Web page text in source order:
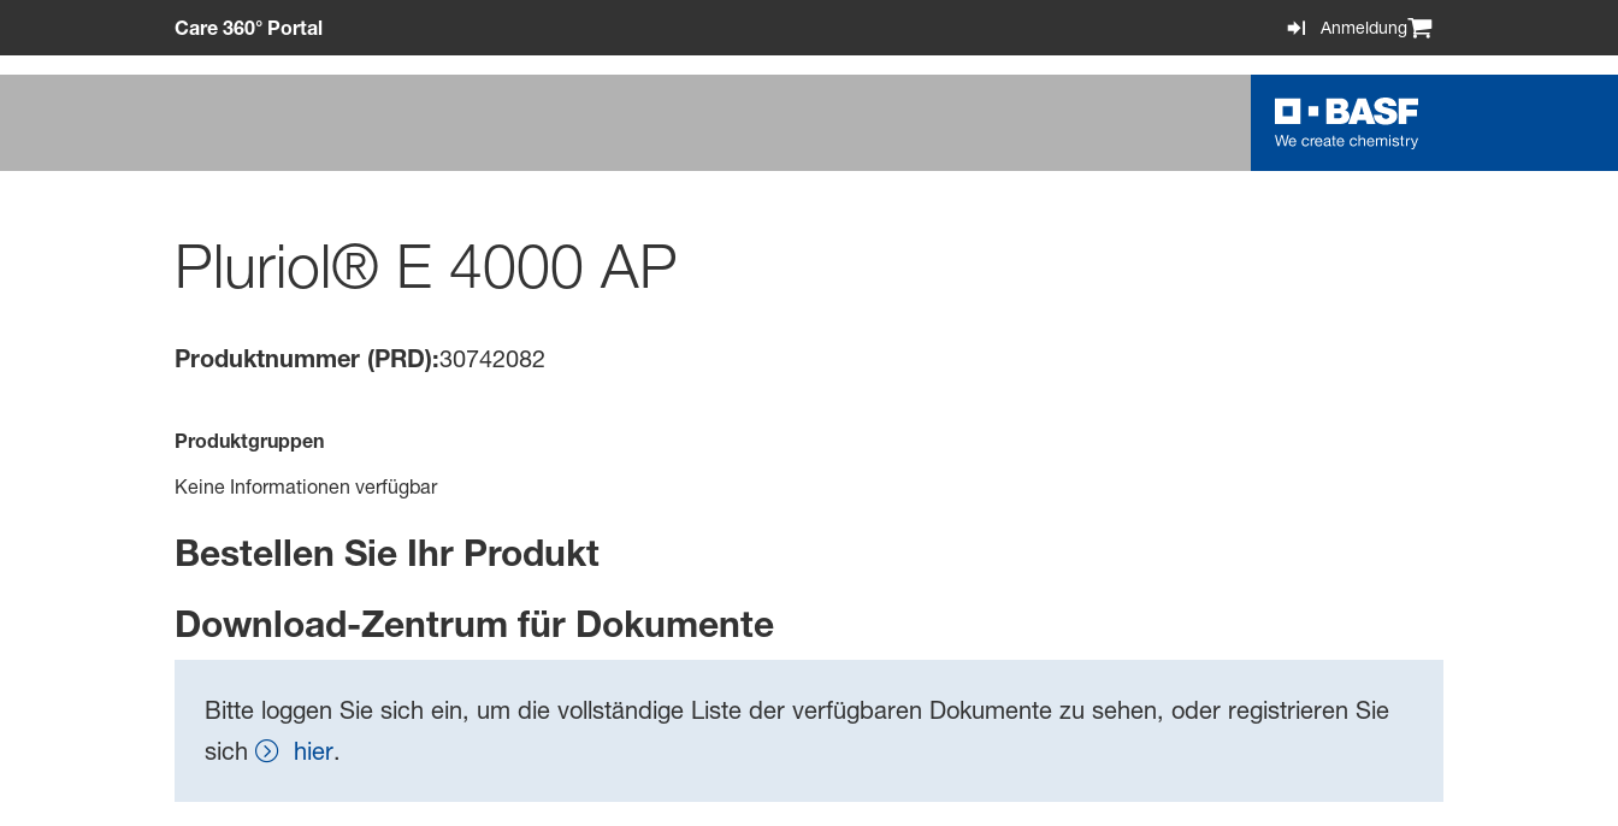
Care 360° Portal Anmeldung
Pluriol® E 4000 AP
Produktnummer (PRD):30742082
Produktgruppen
Keine Informationen verfügbar
Bestellen Sie Ihr Produkt
Download-Zentrum für Dokumente
Bitte loggen Sie sich ein, um die vollständige Liste der verfügbaren Dokumente zu sehen, oder registrieren Sie
sich
hier.